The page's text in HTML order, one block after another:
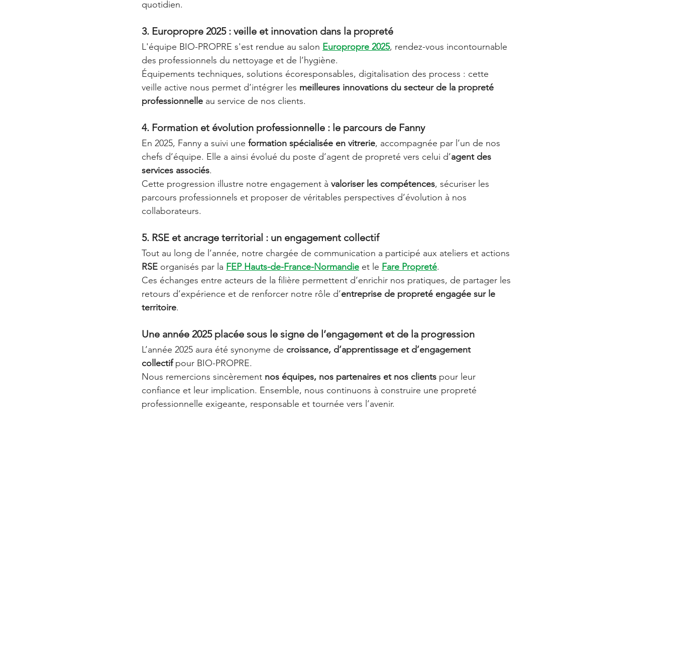
quotidien.
3. Europropre 2025 : veille et innovation dans la propreté
L'équipe BIO-PROPRE s'est rendue au salon Europropre 2025, rendez-vous incontournable
des professionnels du nettoyage et de l’hygiène.
Équipements techniques, solutions écoresponsables, digitalisation des process : cette
veille active nous permet d’intégrer les meilleures innovations du secteur de la propreté
professionnelle au service de nos clients.
4. Formation et évolution professionnelle : le parcours de Fanny
En 2025, Fanny a suivi une formation spécialisée en vitrerie, accompagnée par l’un de nos
chefs d’équipe. Elle a ainsi évolué du poste d’agent de propreté vers celui d’agent des
services associés.
Cette progression illustre notre engagement à valoriser les compétences, sécuriser les
parcours professionnels et proposer de véritables perspectives d’évolution à nos
collaborateurs.
5. RSE et ancrage territorial : un engagement collectif
Tout au long de l’année, notre chargée de communication a participé aux ateliers et actions
RSE organisés par la FEP Hauts-de-France-Normandie et le Fare Propreté.
Ces échanges entre acteurs de la filière permettent d’enrichir nos pratiques, de partager les
retours d’expérience et de renforcer notre rôle d’entreprise de propreté engagée sur le
territoire.
Une année 2025 placée sous le signe de l’engagement et de la progression
L’année 2025 aura été synonyme de croissance, d’apprentissage et d’engagement
collectif pour BIO-PROPRE.
Nous remercions sincèrement nos équipes, nos partenaires et nos clients pour leur
confiance et leur implication. Ensemble, nous continuons à construire une propreté
professionnelle exigeante, responsable et tournée vers l’avenir.